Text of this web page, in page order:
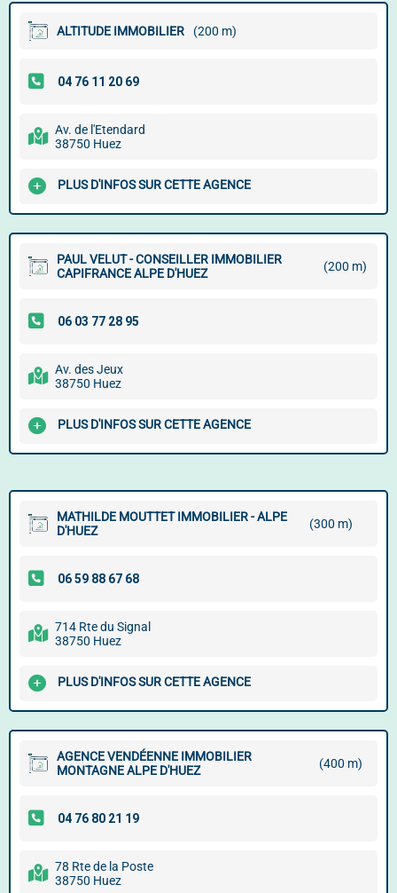
ALTITUDE IMMOBILIER (200 m)
Av. de l'Etendard
38750 Huez
PLUS D'INFOS SUR CETTE AGENCE
PAUL VELUT - CONSEILLER IMMOBILIER
CAPIFRANCE ALPE D'HUEZ
(200 m)
Av. des Jeux
38750 Huez
PLUS D'INFOS SUR CETTE AGENCE
MATHILDE MOUTTET IMMOBILIER - ALPE
D'HUEZ
(300 m)
714 Rte du Signal
38750 Huez
PLUS D'INFOS SUR CETTE AGENCE
AGENCE VENDÉENNE IMMOBILIER
MONTAGNE ALPE D'HUEZ
(400 m)
78 Rte de la Poste
38750 Huez